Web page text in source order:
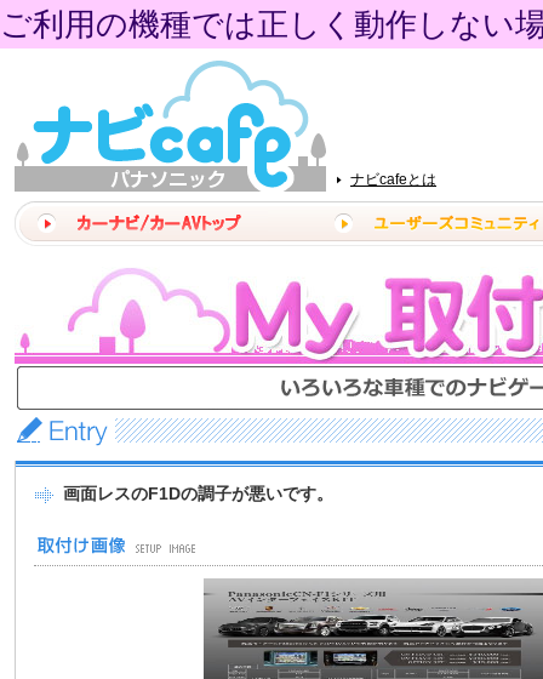
ご利用の機種では正しく動作しない
ナビcafeとは
画面レスのF1Dの調子が悪いです。